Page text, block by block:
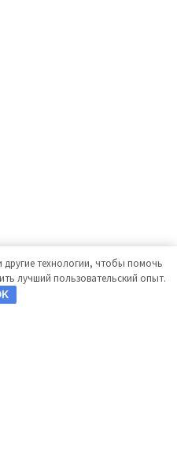
другие технологии, чтобы помочь
лучший пользовательский опыт.